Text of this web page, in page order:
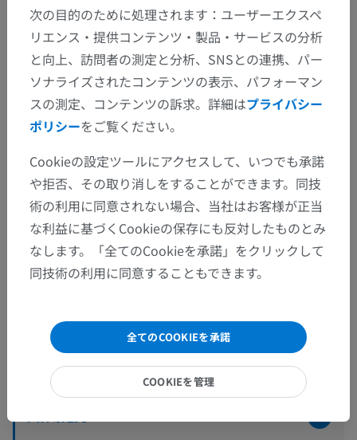
解剖学的階層
次の目的のために処理されます：ユーザーエクスペ
リエンス・提供コンテンツ・製品・サービスの分析
と向上、訪問者の測定と分析、SNSとの連携、パー
ソナライズされたコンテンツの表示、パフォーマン
スの測定、コンテンツの訴求。詳細はプライバシー
ポリシーをご覧ください。
Cookieの設定ツールにアクセスして、いつでも承諾
や拒否、その取り消しをすることができます。同技
術の利用に同意されない場合、当社はお客様が正当
な利益に基づくCookieの保存にも反対したものとみ
なします。「全てのCookieを承諾」をクリックして
同技術の利用に同意することもできます。
全てのCOOKIEを承諾
COOKIEを管理